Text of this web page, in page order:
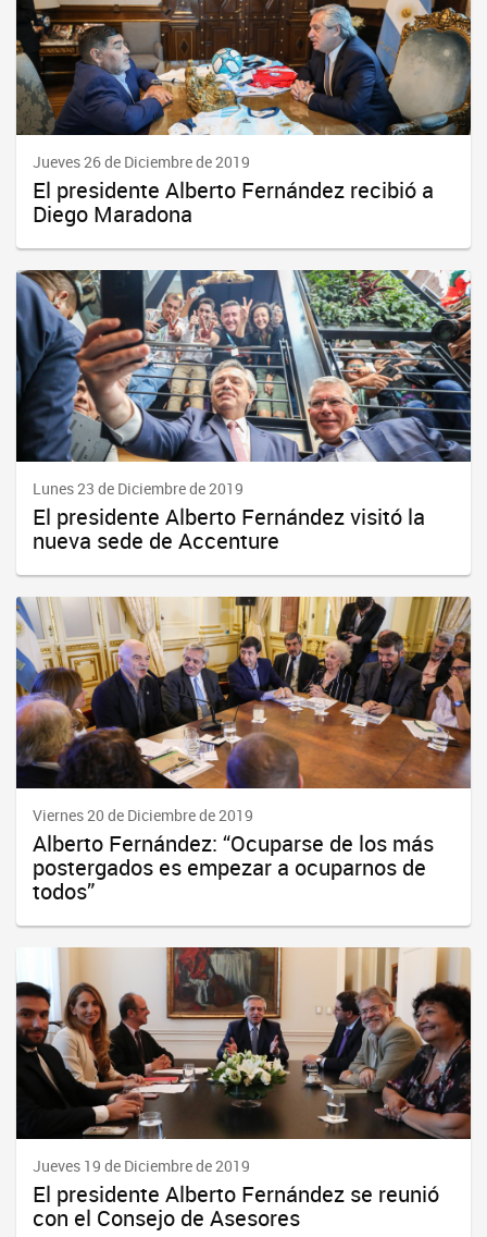
Jueves 26 de Diciembre de 2019
El presidente Alberto Fernández recibió a
Diego Maradona
Lunes 23 de Diciembre de 2019
El presidente Alberto Fernández visitó la
nueva sede de Accenture
Viernes 20 de Diciembre de 2019
Alberto Fernández: “Ocuparse de los más
postergados es empezar a ocuparnos de
todos”
Jueves 19 de Diciembre de 2019
El presidente Alberto Fernández se reunió
con el Consejo de Asesores